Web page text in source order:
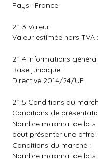
Pays : France
2.1.3 Valeur
Valeur estimée hors TVA
2.1.4 Informations
Base juridique :
Directive 2014/24/UE
2.1.5 Conditions du
Conditions de
Nombre maximal de
peut présenter une offre
Conditions du marché :
Nombre maximal de